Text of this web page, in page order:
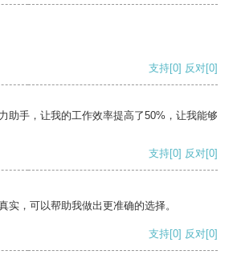
支持[0] 反对[0]
助手，让我的工作效率提高了50%，让我能够
支持[0] 反对[0]
实，可以帮助我做出更准确的选择。
支持[0] 反对[0]